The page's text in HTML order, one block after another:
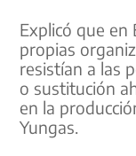
Explicó que en
propias
resistían a las
o sustitución
en la
Yungas.